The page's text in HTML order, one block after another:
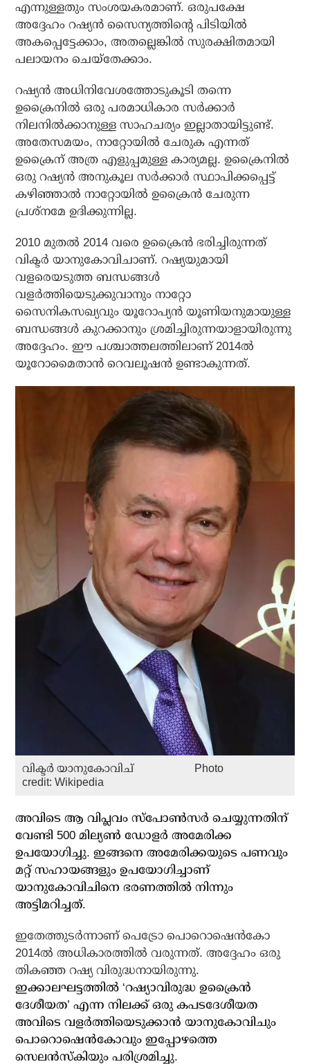
എന്നുള്ളതും സംശയകരമാണ്. ഒരുപക്ഷേ
അദ്ദേഹം റഷ്യന്‍ സൈന്യത്തിന്റെ പിടിയില്‍
അകപ്പെട്ടേക്കാം, അതല്ലെങ്കില്‍ സുരക്ഷിതമായി
പലായനം ചെയ്‌തേക്കാം.
റഷ്യന്‍ അധിനിവേശത്തോടുകൂടി തന്നെ
ഉക്രൈനില്‍ ഒരു പരമാധികാര സര്‍ക്കാര്‍
നിലനില്‍ക്കാനുള്ള സാഹചര്യം ഇല്ലാതായിട്ടുണ്ട്.
അതേസമയം, നാറ്റോയില്‍ ചേരുക എന്നത്
ഉക്രൈന് അത്ര എളുപ്പമുള്ള കാര്യമല്ല. ഉക്രൈനില്‍
ഒരു റഷ്യന്‍ അനുകൂല സര്‍ക്കാര്‍ സ്ഥാപിക്കപ്പെട്ട്
കഴിഞ്ഞാല്‍ നാറ്റോയില്‍ ഉക്രൈന്‍ ചേരുന്ന
പ്രശ്‌നമേ ഉദിക്കുന്നില്ല.
2010 മുതല്‍ 2014 വരെ ഉക്രൈന്‍ ഭരിച്ചിരുന്നത്
വിക്ടര്‍ യാനുകോവിചാണ്. റഷ്യയുമായി
വളരെയടുത്ത ബന്ധങ്ങള്‍
വളര്‍ത്തിയെടുക്കുവാനും നാറ്റോ
സൈനികസഖ്യവും യൂറോപ്യന്‍ യൂണിയനുമായുള്ള
ബന്ധങ്ങള്‍ കുറക്കാനും ശ്രമിച്ചിരുന്നയാളായിരുന്നു
അദ്ദേഹം. ഈ പശ്ചാത്തലത്തിലാണ് 2014ല്‍
യൂറോമൈതാന്‍ റെവലൂഷന്‍ ഉണ്ടാകുന്നത്.
വിക്ടര്‍ യാനുകോവിച്‌ Photo
credit: Wikipedia
അവിടെ ആ വിപ്ലവം സ്‌പോണ്‍സര്‍ ചെയ്യുന്നതിന്
വേണ്ടി 500 മില്യണ്‍ ഡോളര്‍ അമേരിക്ക
ഉപയോഗിച്ചു. ഇങ്ങനെ അമേരിക്കയുടെ പണവും
മറ്റ് സഹായങ്ങളും ഉപയോഗിച്ചാണ്
യാനുകോവിചിനെ ഭരണത്തില്‍ നിന്നും
അട്ടിമറിച്ചത്.
ഇതേത്തുടര്‍ന്നാണ് പെട്രോ പൊറൊഷെന്‍കോ
2014ല്‍ അധികാരത്തില്‍ വരുന്നത്. അദ്ദേഹം ഒരു
തികഞ്ഞ റഷ്യ വിരുദ്ധനായിരുന്നു.
ഇക്കാലഘട്ടത്തില്‍ ‘റഷ്യാവിരുദ്ധ ഉക്രൈന്‍
ദേശീയത’ എന്ന നിലക്ക് ഒരു കപടദേശീയത
അവിടെ വളര്‍ത്തിയെടുക്കാന്‍ യാനുകോവിചും
പൊറൊഷെന്‍കോവും ഇപ്പോഴത്തെ
സെലന്‍സ്‌കിയും പരിശ്രമിച്ചു.